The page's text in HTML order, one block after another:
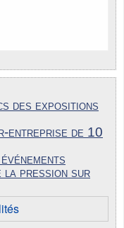
des expositions
entreprise de 10
la pression sur